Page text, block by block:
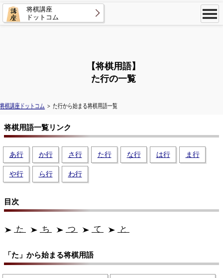
将棋講座
ドットコム
【将棋用語】
た行の一覧
将棋講座ドットコム ＞ た行から始まる将棋用語一覧
将棋用語一覧リンク
あ行 か行 さ行 た行 な行 は行 ま行
や行 ら行 わ行
目次
た ち つ て と
「た」から始まる将棋用語